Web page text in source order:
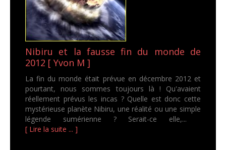
Nibiru et la fausse fin du monde de
2012 [ Yvon M ]
La fin du monde était prévue en décembre 2012 et
pourtant, nous sommes toujours là ! Qu'avaient
réellement prévus les incas ? Quelle est donc cette
mystérieuse planète Nibiru, une réalité ou une simple
légende sumérienne ? Serait-ce elle,...
[ Lire la suite ... ]